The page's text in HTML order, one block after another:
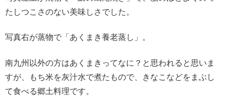
たしつこさのない美味しさでした。
写真右が蒸物で「あくまき養老蒸し」。
南九州以外の方はあくまきってなに？と思われると思いま
すが、もち米を灰汁水で煮たもので、きなこなどをまぶし
て食べる郷土料理です。